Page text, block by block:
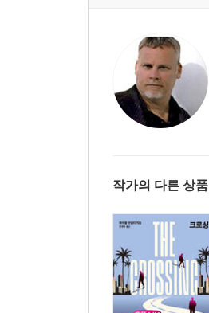
31 빼앗기다
32 신의 말씀
34 추적
35 새로운 협상
38 함정
40 변화의 시기
42 혈투
43 마지막 의문
44 시인의 수수께끼
작가의 다른 상품